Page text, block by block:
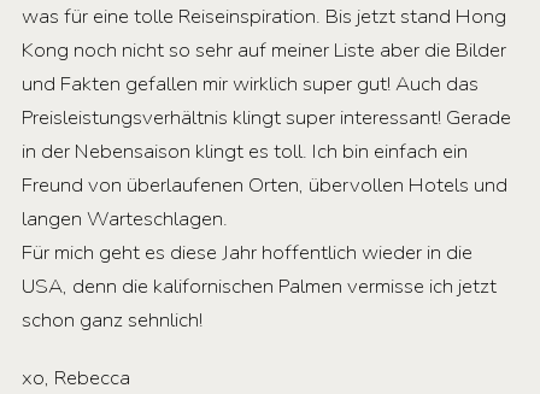
was für eine tolle Reiseinspiration. Bis jetzt stand Hong
Kong noch nicht so sehr auf meiner Liste aber die Bilder
und Fakten gefallen mir wirklich super gut! Auch das
Preisleistungsverhältnis klingt super interessant! Gerade
in der Nebensaison klingt es toll. Ich bin einfach ein
Freund von überlaufenen Orten, übervollen Hotels und
langen Warteschlagen.
Für mich geht es diese Jahr hoffentlich wieder in die
USA, denn die kalifornischen Palmen vermisse ich jetzt
schon ganz sehnlich!
xo, Rebecca